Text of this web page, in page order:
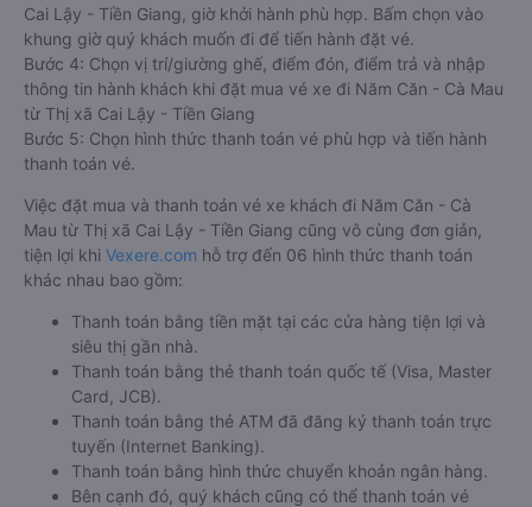
Cai Lậy - Tiền Giang, giờ khởi hành phù hợp. Bấm chọn vào
khung giờ quý khách muốn đi để tiến hành đặt vé.
Bước 4: Chọn vị trí/giường ghế, điểm đón, điểm trả và nhập
thông tin hành khách khi đặt mua vé xe đi Năm Căn - Cà Mau
từ Thị xã Cai Lậy - Tiền Giang
Bước 5: Chọn hình thức thanh toán vé phù hợp và tiến hành
thanh toán vé.
Việc đặt mua và thanh toán vé xe khách đi Năm Căn - Cà
Mau từ Thị xã Cai Lậy - Tiền Giang cũng vô cùng đơn giản,
tiện lợi khi Vexere.com hỗ trợ đến 06 hình thức thanh toán
khác nhau bao gồm:
Thanh toán bằng tiền mặt tại các cửa hàng tiện lợi và
siêu thị gần nhà.
Thanh toán bằng thẻ thanh toán quốc tế (Visa, Master
Card, JCB).
Thanh toán bằng thẻ ATM đã đăng ký thanh toán trực
tuyến (Internet Banking).
Thanh toán bằng hình thức chuyển khoản ngân hàng.
Bên cạnh đó, quý khách cũng có thể thanh toán vé